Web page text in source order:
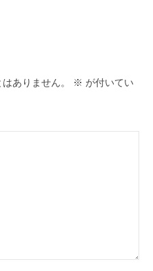
ありません。 ※ が付いてい